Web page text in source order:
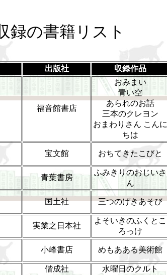
録の書籍リスト
出版社 収録作品
福音館書店
おみまい
青い空
あられのお話
三本のクレヨン
おまわりさん こんに
ちは
宝文館 おちてきたこびと
青葉書房
ふみきりのおじいさ
ん
国土社 三つのげきあそび
実業之日本社
よそいきのふくとこ
ろっけ
小峰書店 めもあある美術館
偕成社 水曜日のクルト